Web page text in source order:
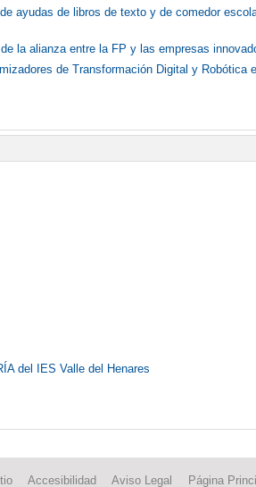
ayudas de libros de texto y de comedor
la alianza entre la FP y las empresas
de Transformación Digital y Robótica
del IES Valle del Henares
Accesibilidad Aviso Legal Página